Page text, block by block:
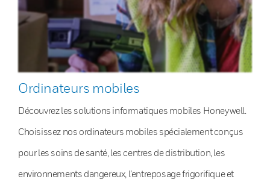
Ordinateurs mobiles
Découvrez les solutions informatiques mobiles Honeywell.
Choisissez nos ordinateurs mobiles spécialement conçus
pour les soins de santé, les centres de distribution, les
environnements dangereux, l’entreposage frigorifique et